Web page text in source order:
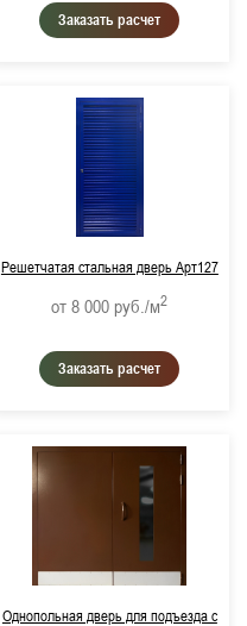
Заказать расчет
Решетчатая стальная дверь Арт127
от 8 000 руб./м2
Заказать расчет
Однопольная дверь для подъезда с